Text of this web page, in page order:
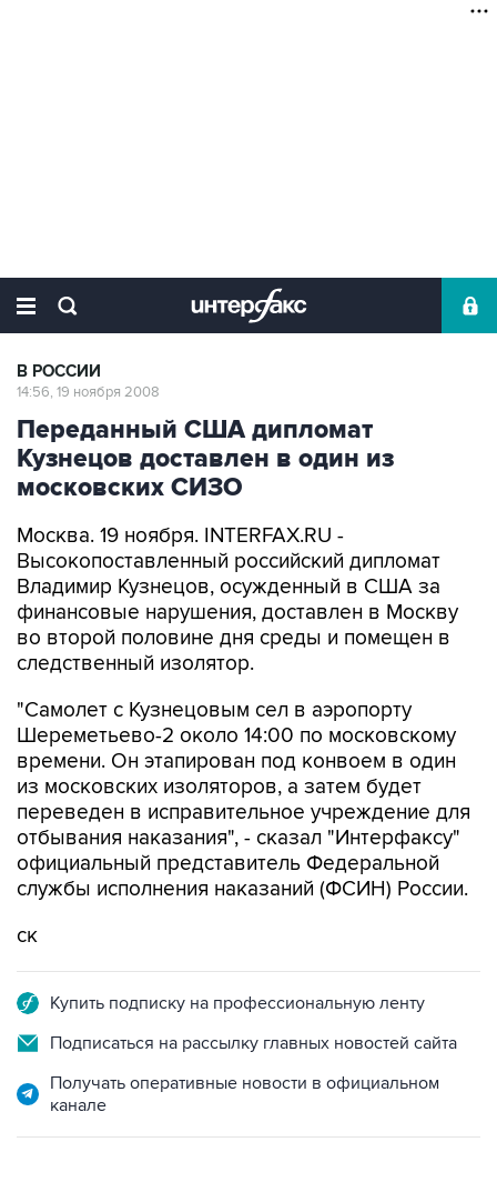
В РОССИИ
14:56, 19 ноября 2008
Переданный США дипломат
Кузнецов доставлен в один из
московских СИЗО
Москва. 19 ноября. INTERFAX.RU -
Высокопоставленный российский дипломат
Владимир Кузнецов, осужденный в США за
финансовые нарушения, доставлен в Москву
во второй половине дня среды и помещен в
следственный изолятор.
"Самолет с Кузнецовым сел в аэропорту
Шереметьево-2 около 14:00 по московскому
времени. Он этапирован под конвоем в один
из московских изоляторов, а затем будет
переведен в исправительное учреждение для
отбывания наказания", - сказал "Интерфаксу"
официальный представитель Федеральной
службы исполнения наказаний (ФСИН) России.
ск
Купить подписку на профессиональную ленту
Подписаться на рассылку главных новостей сайта
Получать оперативные новости в официальном
канале